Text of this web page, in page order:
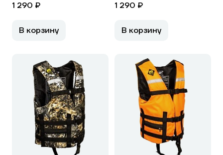
1 290 ₽
В корзину
1 290 ₽
В корзину